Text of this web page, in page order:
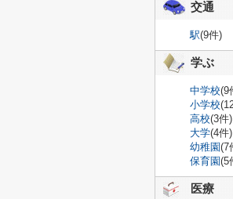
交通
駅(9件)
学ぶ
中学校(9
小学校
高校(3件)
大学(4件)
幼稚園(7
保育園(5
医療